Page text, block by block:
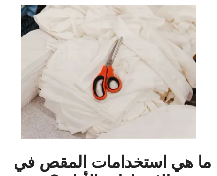
ما هي استخدامات المقص في